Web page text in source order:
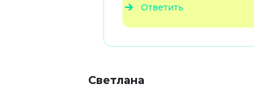
Ответить
Светлана